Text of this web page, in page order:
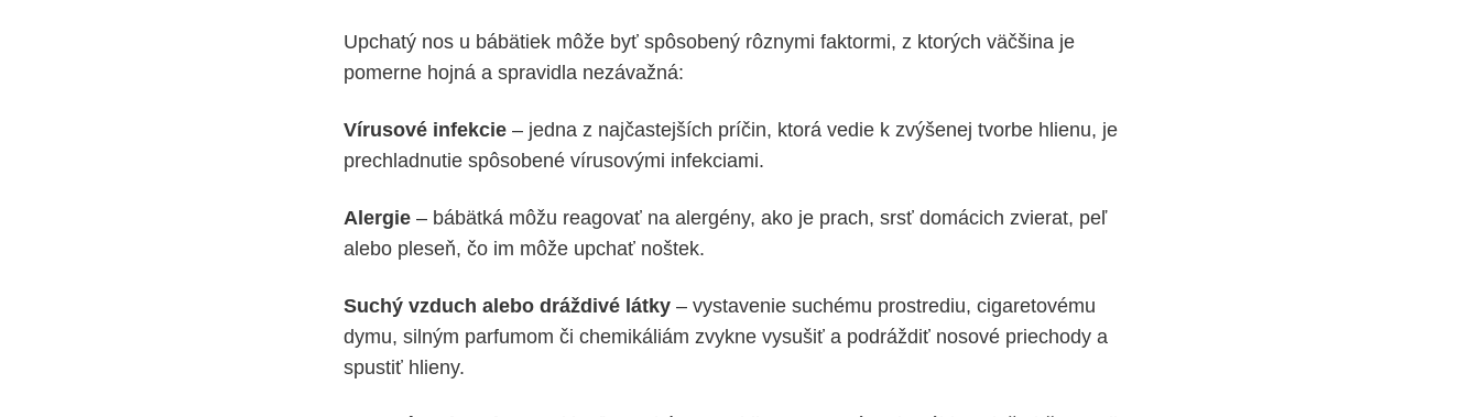
Upchatý nos u bábätiek môže byť spôsobený rôznymi faktormi, z ktorých väčšina je
pomerne hojná a spravidla nezávažná:
Vírusové infekcie – jedna z najčastejších príčin, ktorá vedie k zvýšenej tvorbe hlienu, je
prechladnutie spôsobené vírusovými infekciami.
Alergie – bábätká môžu reagovať na alergény, ako je prach, srsť domácich zvierat, peľ
alebo pleseň, čo im môže upchať noštek.
Suchý vzduch alebo dráždivé látky – vystavenie suchému prostrediu, cigaretovému
dymu, silným parfumom či chemikáliám zvykne vysušiť a podráždiť nosové priechody a
spustiť hlieny.